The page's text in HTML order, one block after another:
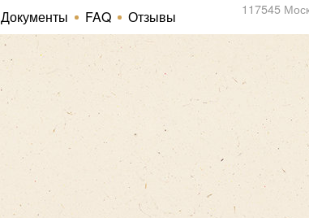
Документы FAQ Отзывы
117545